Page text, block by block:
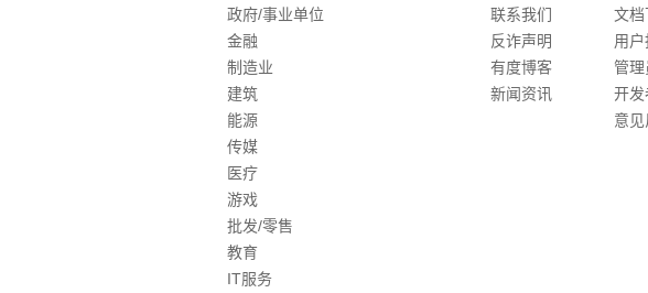
政府/事业单位
金融
制造业
建筑
能源
传媒
医疗
游戏
批发/零售
教育
IT服务
联系我们
反诈声明
有度博客
新闻资讯
文档
用
管理
开发
意